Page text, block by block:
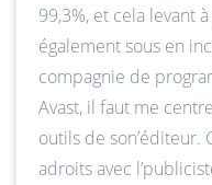
99,3%, et cela levant
également sous en
compagnie de
Avast, il faut me
outils de son’éditeur.
adroits avec